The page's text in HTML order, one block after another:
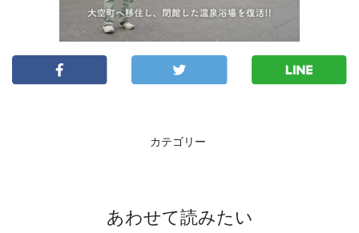
カテゴリー
あわせて読みたい